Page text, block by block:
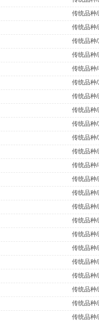
传统品种
传统品种
传统品种
传统品种
传统品种
传统品种
传统品种
传统品种
传统品种
传统品种
传统品种
传统品种
传统品种
传统品种
传统品种
传统品种
传统品种
传统品种
传统品种
传统品种
传统品种
传统品种
传统品种